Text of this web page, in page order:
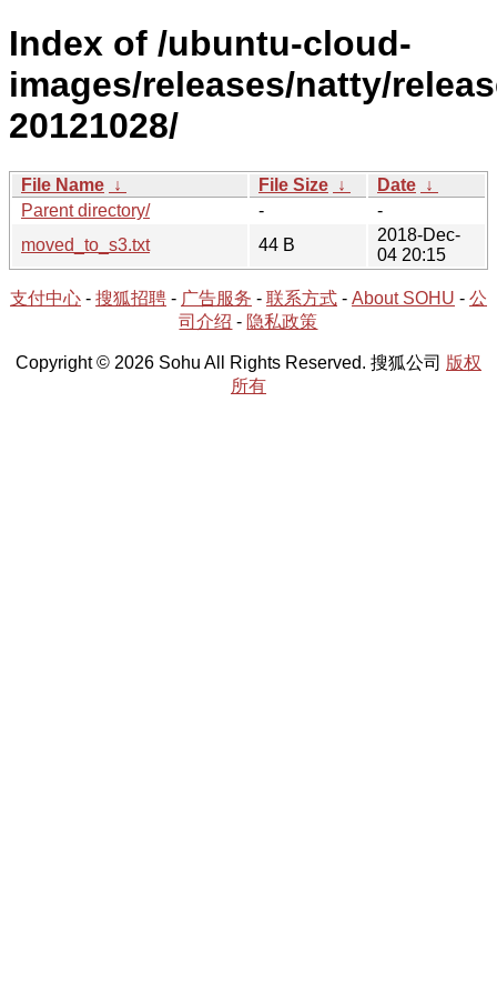
Index of /ubuntu-cloud-
images/releases/natty/
20121028/
File Name ↓ File Size ↓ Date ↓
Parent directory/
-
-
moved_to_s3.txt
44 B
2018-Dec-
04 20:15
支付中心 - 搜狐招聘 - 广告服务 - 联系方式 - About SOHU - 公
司介绍 - 隐私政策
Copyright © 2026 Sohu All Rights Reserved. 搜狐公司 版权
所有